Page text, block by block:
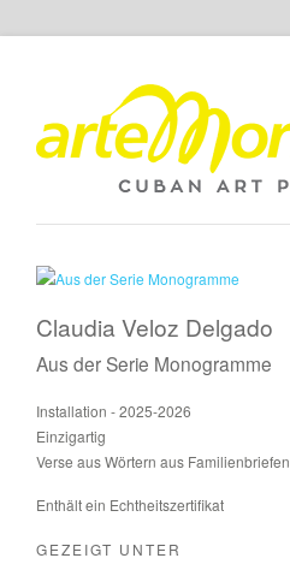
Claudia Veloz Delgado
Aus der Serie Monogramme
Installation - 2025-2026
Einzigartig
Verse aus Wörtern aus Familienbriefen
Enthält ein Echtheitszertifikat
GEZEIGT UNTER